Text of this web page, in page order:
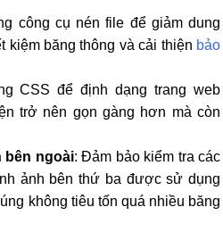
công cụ nén file để giảm dung
kiệm băng thông và cải thiện bảo
CSS để định dạng trang web
trở nên gọn gàng hơn mà còn
bên ngoài: Đảm bảo kiểm tra các
ảnh bên thứ ba được sử dụng
không tiêu tốn quá nhiều băng